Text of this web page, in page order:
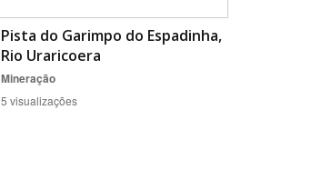
Pista do Garimpo do Espadinha,
Rio Uraricoera
Mineração
5 visualizações